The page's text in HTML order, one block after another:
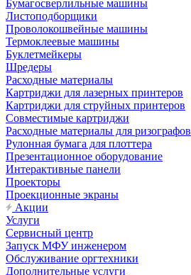
Бумагосверлильные машины
Листоподборщики
Проволокошвейные машины
Термоклеевые машины
Буклетмейкеры
Шредеры
Расходные материалы
Картриджи для лазерных принтеров
Картриджи для струйных принтеров
Совместимые картриджи
Расходные материалы для ризографов
Рулонная бумага для плоттера
Презентационное оборудование
Интерактивные панели
Проекторы
Проекционные экраны
Акции
Услуги
Сервисный центр
Запуск МФУ инженером
Обслуживание оргтехники
Дополнительные услуги